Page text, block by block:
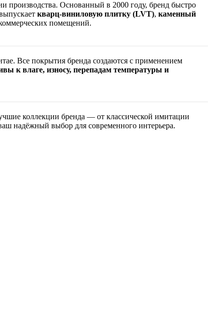
производства. Основанный в 2000 году, бренд быстро
кварц-виниловую плитку (LVT), каменный
помещений.
Все покрытия бренда создаются с применением
к влаге, износу, перепадам температуры и
коллекции бренда — от классической имитации
надёжный выбор для современного интерьера.